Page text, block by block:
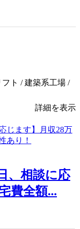
ト / 建築系工場 /
詳細を表示
、相談に応
費全額...